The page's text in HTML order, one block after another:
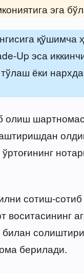
эга
қўшимча
Up эса
ёки
олиш
сотиш-
берилади.